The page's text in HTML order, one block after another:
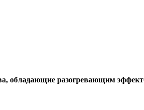
обладающие разогревающим